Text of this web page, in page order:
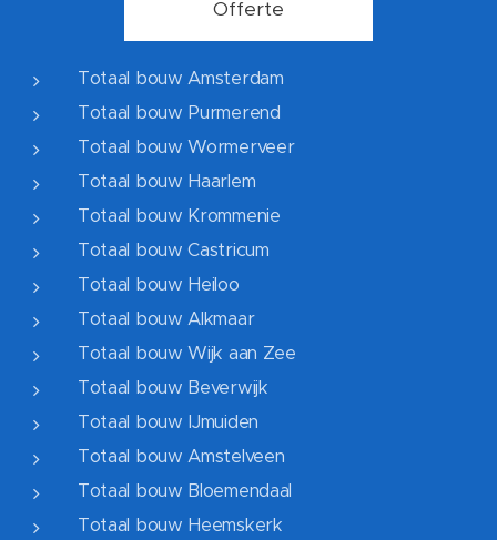
Offerte
Totaal bouw Amsterdam
Totaal bouw Purmerend
Totaal bouw Wormerveer
Totaal bouw Haarlem
Totaal bouw Krommenie
Totaal bouw Castricum
Totaal bouw Heiloo
Totaal bouw Alkmaar
Totaal bouw Wijk aan Zee
Totaal bouw Beverwijk
Totaal bouw IJmuiden
Totaal bouw Amstelveen
Totaal bouw Bloemendaal
Totaal bouw Heemskerk